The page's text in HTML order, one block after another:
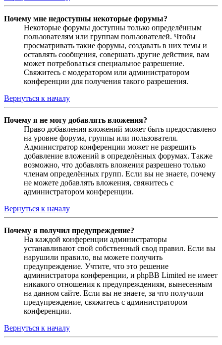
Почему мне недоступны некоторые форумы?
Некоторые форумы доступны только определённым
пользователям или группам пользователей. Чтобы
просматривать такие форумы, создавать в них темы и
оставлять сообщения, совершать другие действия, вам
может потребоваться специальное разрешение.
Свяжитесь с модератором или администратором
конференции для получения такого разрешения.
Вернуться к началу
Почему я не могу добавлять вложения?
Право добавления вложений может быть предоставлено
на уровне форума, группы или пользователя.
Администратор конференции может не разрешить
добавление вложений в определённых форумах. Также
возможно, что добавлять вложения разрешено только
членам определённых групп. Если вы не знаете, почему
не можете добавлять вложения, свяжитесь с
администратором конференции.
Вернуться к началу
Почему я получил предупреждение?
На каждой конференции администраторы
устанавливают свой собственный свод правил. Если вы
нарушили правило, вы можете получить
предупреждение. Учтите, что это решение
администратора конференции, и phpBB Limited не имеет
никакого отношения к предупреждениям, вынесенным
на данном сайте. Если вы не знаете, за что получили
предупреждение, свяжитесь с администратором
конференции.
Вернуться к началу